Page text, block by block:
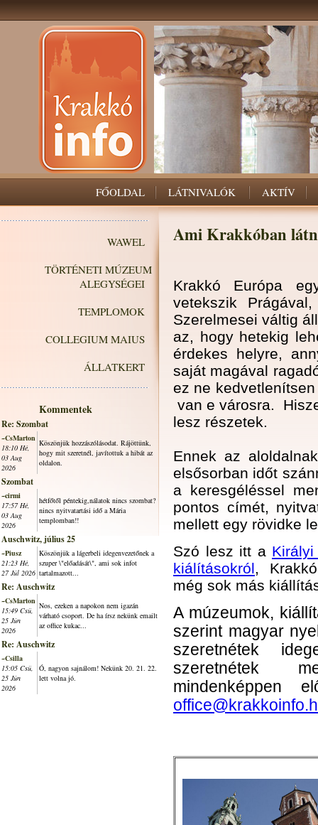
FŐOLDAL LÁTNIVALÓK AKTÍV
WAWEL
TÖRTÉNETI MÚZEUM
ALEGYSÉGEI
TEMPLOMOK
COLLEGIUM MAIUS
ÁLLATKERT
Kommentek
Re: Szombat
~CsMarton
18:10 Hé,
03 Aug
2026
Köszönjük hozzászólásodat. Rájöttünk,
hogy mit szeretnél, javítottuk a hibát az
oldalon.
Szombat
~cirmi
17:57 Hé,
03 Aug
2026
hétfőtől péntekig,nálatok nincs szombat?
nincs nyitvatartási idő a Mária
templomban!!
Auschwitz, július 25
~Piusz
21:23 Hé,
27 Júl 2026
Köszönjük a lágerbeli idegenvezetőnek a
szuper \"előadását\", ami sok infot
tartalmazott...
Re: Auschwitz
~CsMarton
15:49 Csü,
25 Jún
2026
Nos, ezeken a napokon nem igazán
várható csoport. De ha írsz nekünk emailt
az office kukac...
Re: Auschwitz
~Csilla
15:05 Csü,
25 Jún
2026
Ó, nagyon sajnálom! Nekünk 20. 21. 22.
lett volna jó.
Ami Krakkóban
Krakkó Európa
vetekszik
Szerelmesei váltig
az, hogy hetekig
érdekes helyre,
saját magával
ez ne
van e városra.
lesz részetek.
Ennek az
elsősorban időt
a keresgéléssel
pontos címét,
mellett egy rövidke
Szó lesz itt a
kiálításokról,
még sok más
A múzeumok,
szerint magyar
szeretnétek
szeretnétek
mindenképpen